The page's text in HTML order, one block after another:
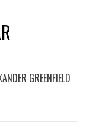
GREENFIELD